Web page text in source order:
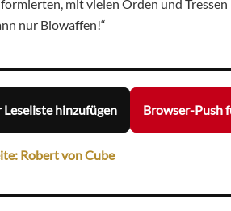
mit vielen Orden und
nur Biowaffen!“
Leseliste hinzufügen Browser-Push
Robert von Cube